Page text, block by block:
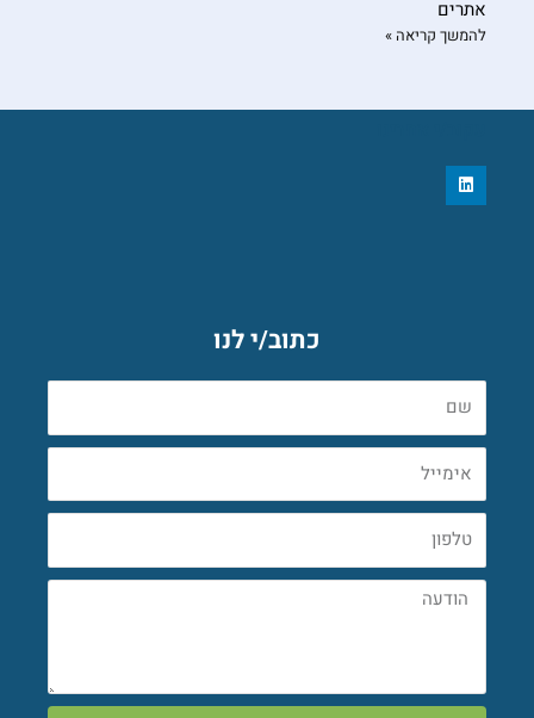
אתרים
להמשך קריאה »
L
i
n
כתוב/י לנו
טלפון
הודעה